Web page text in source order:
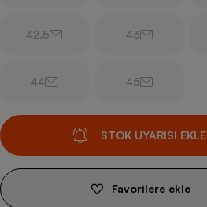
42.5 43
44 45
STOK UYARISI EKLE
Favorilere ekle